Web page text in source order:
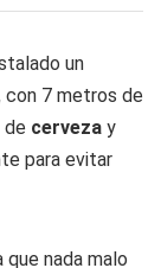
un
con 7 metros de
de cerveza y
para evitar
que nada malo